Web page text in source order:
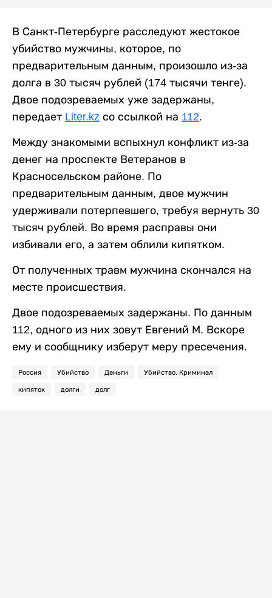
В Санкт-Петербурге расследуют жестокое
убийство мужчины, которое, по
предварительным данным, произошло из-за
долга в 30 тысяч рублей (174 тысячи тенге).
Двое подозреваемых уже задержаны,
передает Liter.kz со ссылкой на 112.
Между знакомыми вспыхнул конфликт из-за
денег на проспекте Ветеранов в
Красносельском районе. По
предварительным данным, двое мужчин
удерживали потерпевшего, требуя вернуть 30
тысяч рублей. Во время расправы они
избивали его, а затем облили кипятком.
От полученных травм мужчина скончался на
месте происшествия.
Двое подозреваемых задержаны. По данным
112, одного из них зовут Евгений М. Вскоре
ему и сообщнику изберут меру пресечения.
Россия Убийство Деньги Убийство. Криминал
кипяток долги долг